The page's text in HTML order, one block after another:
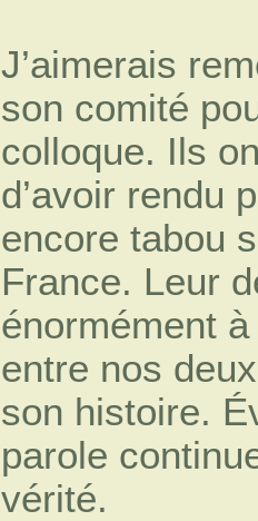
J’aimerais
son comité
colloque. Ils
d’avoir rendu
encore tabou
France. Leur
énormément
entre nos
son histoire.
parole
vérité.